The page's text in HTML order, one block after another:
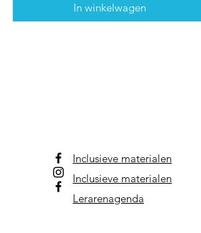
In winkelwagen
Inclusieve materialen
Inclusieve materialen
Lerarenagenda